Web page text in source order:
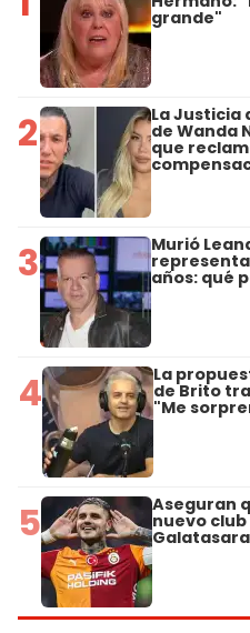
grande"
2 La Justicia
de Wanda
que
3 Murió
años: qué
4 La
de Brito
"Me
5 Aseguran
nuevo